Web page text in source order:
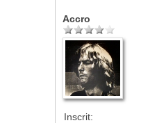
Accro
Inscrit: